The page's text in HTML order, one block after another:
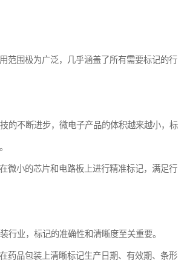
范围极为广泛，几乎涵盖了所有需要标记的行
的不断进步，微电子产品的体积越来越小，标
微小的芯片和电路板上进行精准标记，满足行
行业，标记的准确性和清晰度至关重要。
药品包装上清晰标记生产日期、有效期、条形